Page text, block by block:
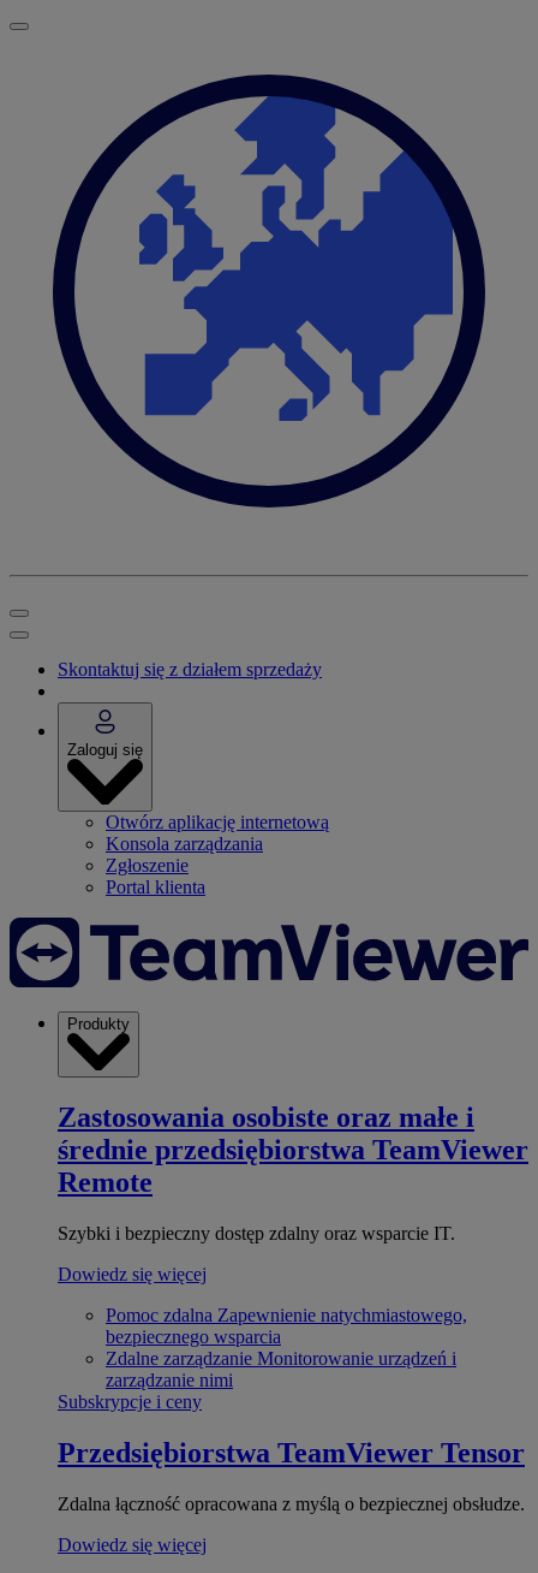
Skontaktuj się z działem sprzedaży
Zaloguj się
Otwórz aplikację internetową
Konsola zarządzania
Zgłoszenie
Portal klienta
Produkty
Zastosowania osobiste oraz małe i
średnie przedsiębiorstwa TeamViewer
Remote
Szybki i bezpieczny dostęp zdalny oraz wsparcie IT.
Dowiedz się więcej
Pomoc zdalna Zapewnienie natychmiastowego,
bezpiecznego wsparcia
Zdalne zarządzanie Monitorowanie urządzeń i
zarządzanie nimi
Subskrypcje i ceny
Przedsiębiorstwa TeamViewer Tensor
Zdalna łączność opracowana z myślą o bezpiecznej obsłudze.
Dowiedz się więcej